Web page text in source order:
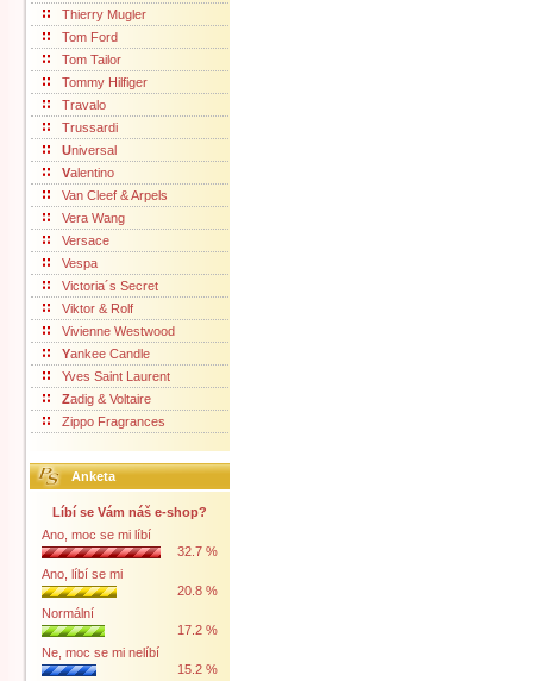
Thierry Mugler
Tom Ford
Tom Tailor
Tommy Hilfiger
Travalo
Trussardi
Universal
Valentino
Van Cleef & Arpels
Vera Wang
Versace
Vespa
Victoria´s Secret
Viktor & Rolf
Vivienne Westwood
Yankee Candle
Yves Saint Laurent
Zadig & Voltaire
Zippo Fragrances
Anketa
Líbí se Vám náš e-shop?
Ano, moc se mi líbí
32.7 %
Ano, líbí se mi
20.8 %
Normální
17.2 %
Ne, moc se mi nelíbí
15.2 %